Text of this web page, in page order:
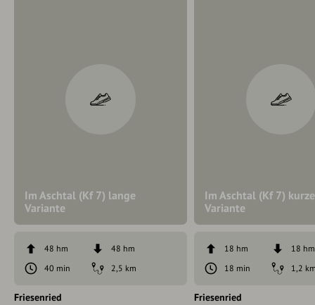
Im Aschtal (Kf 7) lange
Variante
48 hm
48 hm
40 min
2,5 km
Friesenried
Im Aschtal (Kf 7) kurze
Variante
18 hm
18 hm
18 min
1,2
Friesenried